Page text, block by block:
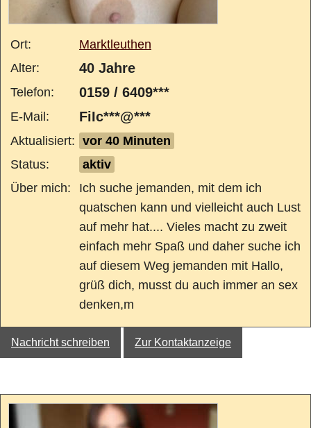
Ort:
Marktleuthen
Alter:
40 Jahre
Telefon: 0159 / 6409***
E-Mail: FiIc***@***
Aktualisiert: vor 40 Minuten
Status:
aktiv
Über mich:
Ich suche jemanden, mit dem ich
quatschen kann und vielleicht auch Lust
auf mehr hat.... Vieles macht zu zweit
einfach mehr Spaß und daher suche ich
auf diesem Weg jemanden mit Hallo,
grüß dich, musst du auch immer an sex
denken,m
Nachricht schreiben Zur Kontaktanzeige